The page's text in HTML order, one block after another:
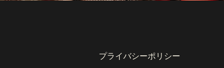
プライバシーポリシー